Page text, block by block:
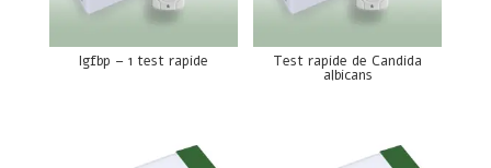
Igfbp – 1 test rapide Test rapide de Candida
albicans